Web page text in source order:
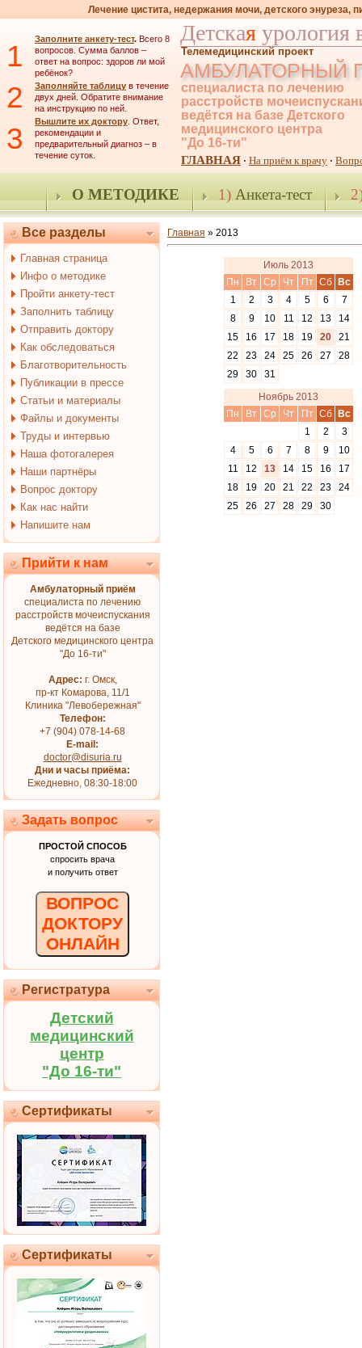
Лечение цистита, недержания мочи, детского энуреза,
1 Заполните анкету-тест. Всего 8
вопросов. Сумма баллов –
ответ на вопрос: здоров ли мой
ребёнок?
2 Заполняйте таблицу в течение
двух дней. Обратите внимание
на инструкцию по ней.
3 Вышлите их доктору. Ответ,
рекомендации и
предварительный диагноз – в
течение суток.
Детская урология
Телемедицинский проект
АМБУЛАТОРНЫЙ
специалиста по лечению
расстройств
ведётся на базе Детского
медицинского центра
"До 16-ти"
ГЛАВНАЯ · На приём к врачу ·
О МЕТОДИКЕ 1)Анкета-тест
Все разделы
Главная страница
Инфо о методике
Пройти анкету-тест
Заполнить таблицу
Отправить доктору
Как обследоваться
Благотворительность
Публикации в прессе
Статьи и материалы
Файлы и документы
Труды и интервью
Наша фотогалерея
Наши партнёры
Вопрос доктору
Как нас найти
Напишите нам
Прийти к нам
Амбулаторный приём
специалиста по лечению
расстройств мочеиспускания
ведётся на базе
Детского медицинского центра
"До 16-ти"
Адрес: г. Омск,
пр-кт Комарова, 11/1
Клиника "Левобережная"
Телефон:
+7 (904) 078-14-68
E-mail:
doctor@disuria.ru
Дни и часы приёма:
Ежедневно, 08:30-18:00
Задать вопрос
ПРОСТОЙ СПОСОБ
спросить врача
и получить ответ
ВОПРОС
ДОКТОРУ
ОНЛАЙН
Регистратура
Детский
медицинский
центр
"До 16-ти"
Сертификаты
Сертификаты
Главная » 2013
Июль 2013
Пн
Вт Ср Чт Пт Сб
Вс
1
2 3 4 5 6
7
8
9 10 11 12 13
14
15
16 17 18 19 20
21
22
23 24 25 26 27
28
29
30
31
Ноябрь 2013
Пн
Вт Ср Чт Пт Сб
Вс
1
2
3
4
5 6 7 8 9
10
11
12 13 14 15 16
17
18
19 20 21 22 23
24
25
26 27 28 29 30